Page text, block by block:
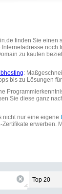
finden Sie einen
noch
zu kaufen
:
bis zu Lösungen
Sie diese ganz
nicht nur eine eigene
erwerben.
Top 20